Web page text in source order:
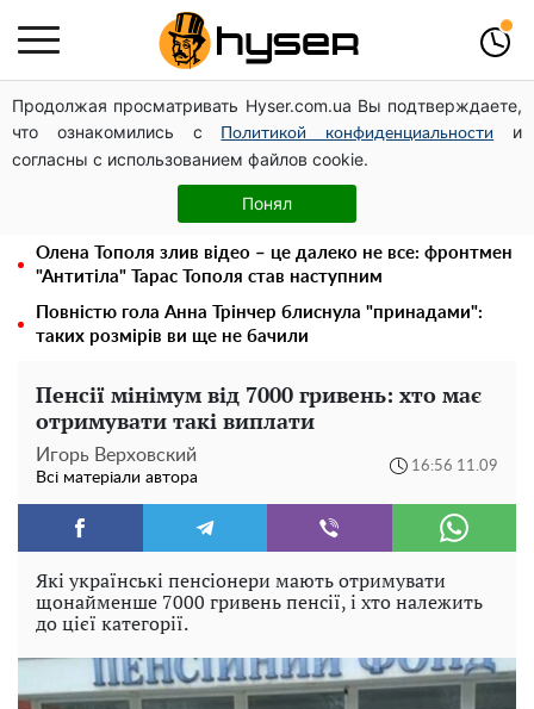
Продолжая просматривать Hyser.com.ua Вы подтверждаете,
что ознакомились с
Политикой конфиденциальности
и
согласны с использованием файлов cookie.
Понял
Дрони із націнкою: Олександр Конотопський вивів
мільйони оборонного бюджету через фіктивну фірму в
Естонії
Гола Олена Тополя у цікавих позах змусила відвисати
щелепи: злив відео – було лише початком
Олена Тополя злив відео – це далеко не все: фронтмен
"Антитіла" Тарас Тополя став наступним
Повністю гола Анна Трінчер блиснула "принадами":
таких розмірів ви ще не бачили
Пенсії мінімум від 7000 гривень: хто має
отримувати такі виплати
Игорь Верховский
Всі матеріали автора
16:56 11.09
Які українські пенсіонери мають отримувати
щонайменше 7000 гривень пенсії, і хто належить
до цієї категорії.